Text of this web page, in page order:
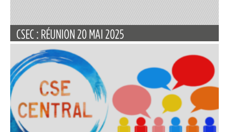
CSEC : RÉUNION 20 MAI 2025